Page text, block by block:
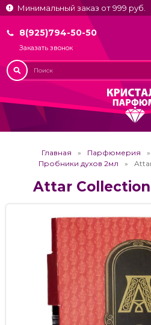
Минимальный заказ от 999 руб.
8(925)794-50-50
Заказать звонок
Главная Парфюмерия
Пробники духов 2мл
Attar Collection